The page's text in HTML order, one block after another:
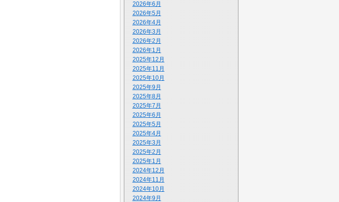
2026年6月
2026年5月
2026年4月
2026年3月
2026年2月
2026年1月
2025年12月
2025年11月
2025年10月
2025年9月
2025年8月
2025年7月
2025年6月
2025年5月
2025年4月
2025年3月
2025年2月
2025年1月
2024年12月
2024年11月
2024年10月
2024年9月